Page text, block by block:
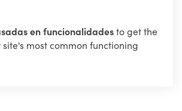
en funcionalidadesto get the
most common functioning